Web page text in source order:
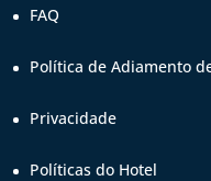
FAQ
Política de Adiamento
Privacidade
Políticas do Hotel